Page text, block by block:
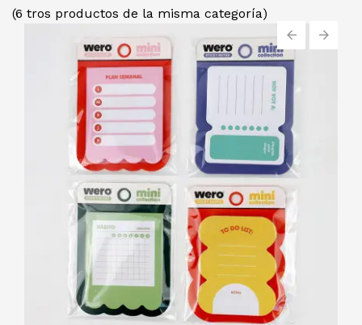
(6 tros productos de la misma categoría)
‹